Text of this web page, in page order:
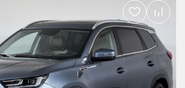
Добавить
в
избранное